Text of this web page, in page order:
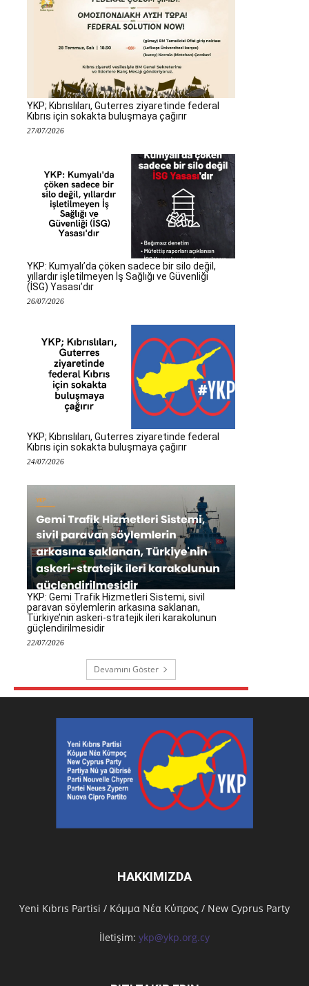
YKP; Kıbrıslıları, Guterres ziyaretinde federal
Kıbrıs için sokakta buluşmaya çağırır
27/07/2026
YKP: Kumyalı’da çöken sadece bir silo değil,
yıllardır işletilmeyen İş Sağlığı ve Güvenliği
(İSG) Yasası’dır
26/07/2026
YKP; Kıbrıslıları, Guterres ziyaretinde federal
Kıbrıs için sokakta buluşmaya çağırır
24/07/2026
YKP: Gemi Trafik Hizmetleri Sistemi, sivil
paravan söylemlerin arkasına saklanan,
Türkiye’nin askeri-stratejik ileri karakolunun
güçlendirilmesidir
22/07/2026
Devamını Göster
HAKKIMIZDA
Υeni Kıbrıs Partisi / Κόμμα Νέα Κύπρος / New Cyprus Party
İletişim: ykp@ykp.org.cy